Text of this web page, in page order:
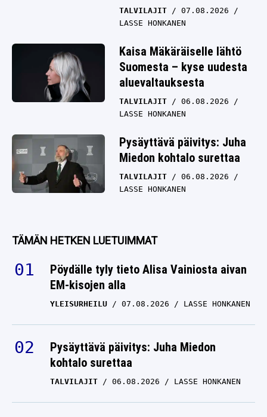
TALVILAJIT
07.08.2026
LASSE HONKANEN
Kaisa Mäkäräiselle lähtö
Suomesta – kyse uudesta
aluevaltauksesta
TALVILAJIT
06.08.2026
LASSE HONKANEN
Pysäyttävä päivitys: Juha
Miedon kohtalo surettaa
TALVILAJIT
06.08.2026
LASSE HONKANEN
TÄMÄN HETKEN LUETUIMMAT
Pöydälle tyly tieto Alisa Vainiosta aivan
EM-kisojen alla
YLEISURHEILU 07.08.2026 LASSE HONKANEN
Pysäyttävä päivitys: Juha Miedon
kohtalo surettaa
TALVILAJIT 06.08.2026 LASSE HONKANEN